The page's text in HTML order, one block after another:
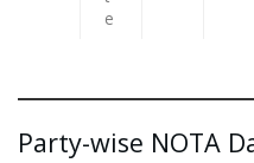
e
Party-wise NOTA